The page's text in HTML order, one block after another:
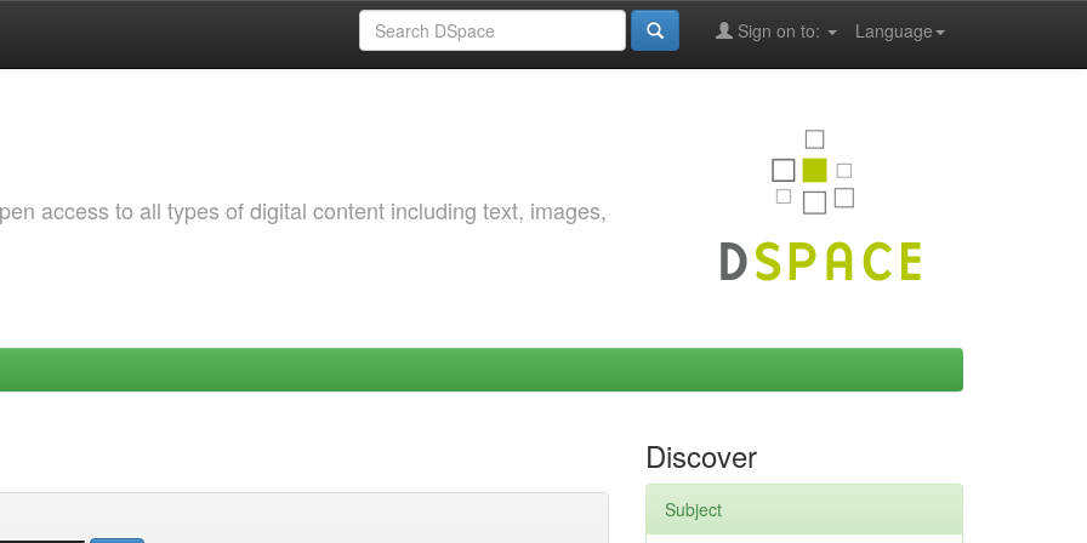
Language
Sign on to:
access to all types of digital content including text, images,
Discover
Subject